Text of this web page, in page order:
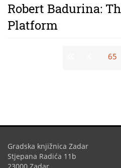
Robert Badurina:
Platform
65
Gradska knjižnica Zadar
Stjepana Radića 11b